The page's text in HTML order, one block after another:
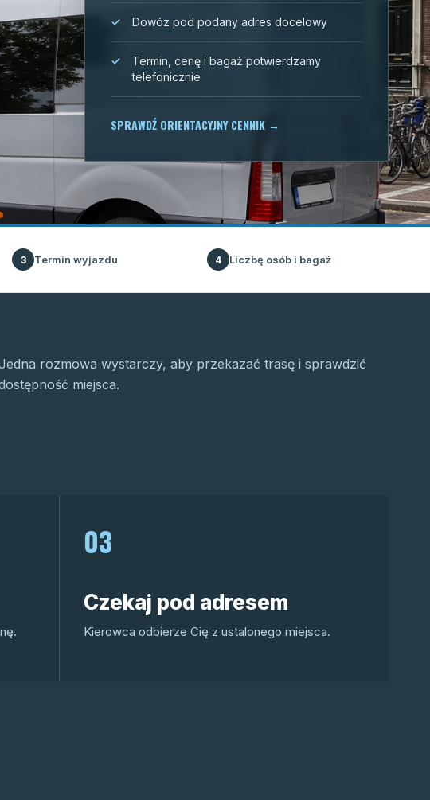
Dowóz pod podany adres docelowy
Termin, cenę i bagaż potwierdzamy
telefonicznie
SPRAWDŹ ORIENTACYJNY CENNIK →
3 Termin wyjazdu 4 Liczbę osób i bagaż
rozmowa wystarczy, aby przekazać trasę i sprawdzić
miejsca.
03
Czekaj pod adresem
Kierowca odbierze Cię z ustalonego miejsca.